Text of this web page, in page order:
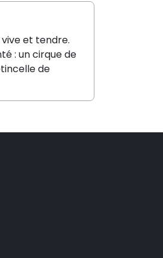
et tendre.
: un cirque de
de